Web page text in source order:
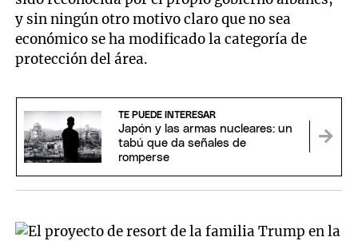
y sin ningún otro motivo claro que no sea
económico se ha modificado la categoría de
protección del área.
TE PUEDE INTERESAR
Japón y las armas nucleares: un
tabú que da señales de
romperse